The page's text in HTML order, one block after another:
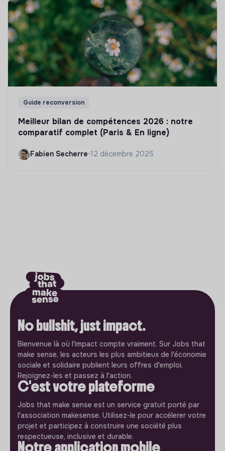
Guide reconversion
Meilleur bilan de compétences 2026 : notre
comparatif complet (Paris & En ligne)
Fabien Secherre•12 décembre 2025
No bullshit, just impact.
Bienvenue là où l'impact compte vraiment. Sur Jobs that
make sense, les acteurs les plus ambitieux de l'économie
sociale et solidaire publient leurs offres d'emploi.
Rejoignez-les et passez à l'action.
C'est votre plateforme
Jobs that make sense est un service gratuit porté par
l'association makesense. Utilisez-le pour accélerer votre
projet et participez à construire une société plus
respectueuse, inclusive et durable.